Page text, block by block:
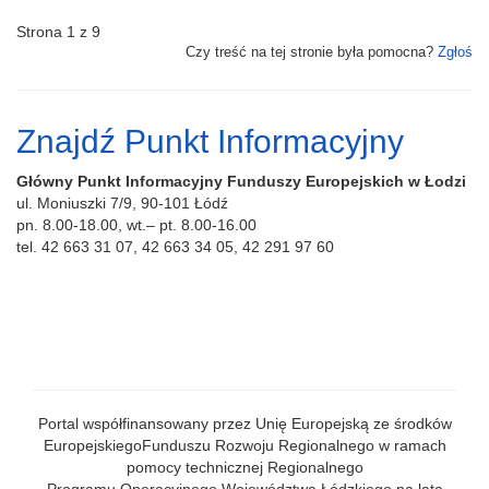
Strona 1 z 9
Czy treść na tej stronie była pomocna? Zgłoś
Znajdź Punkt Informacyjny
Główny Punkt Informacyjny Funduszy Europejskich w Łodzi
ul. Moniuszki 7/9, 90-101 Łódź
pn. 8.00-18.00, wt.– pt. 8.00-16.00
tel. 42 663 31 07, 42 663 34 05, 42 291 97 60
Portal współfinansowany przez Unię Europejską ze środków
EuropejskiegoFunduszu Rozwoju Regionalnego w ramach
pomocy technicznej Regionalnego